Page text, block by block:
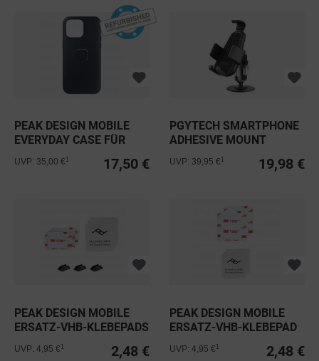
PEAK DESIGN MOBILE
EVERYDAY CASE FÜR
IPHONE 15...
17,50 €
UVP: 35,00 €
PGYTECH SMARTPHONE
ADHESIVE MOUNT
19,98 €
UVP: 39,95 €
PEAK DESIGN MOBILE
ERSATZ-VHB-KLEBEPADS
FÜR CAR...
2,48 €
UVP: 4,95 €
PEAK DESIGN MOBILE
ERSATZ-VHB-KLEBEPAD
FÜR WALL...
2,48 €
UVP: 4,95 €